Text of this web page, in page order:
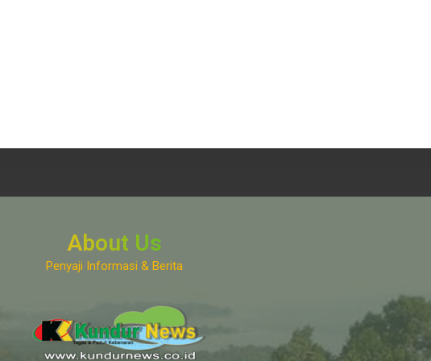
About Us
Penyaji Informasi & Berita
www.kundurnews.co.id